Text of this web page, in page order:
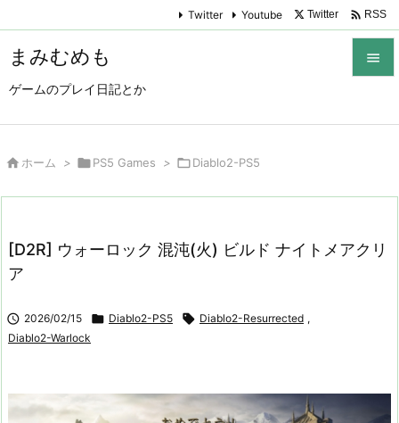
まみむめも
ゲームのプレイ日記とか

次へ
Twitter Youtube Twitter  RSS
 ホーム > PS5 Games > Diablo2-PS5
[D2R] ウォーロック 混沌(火) ビルド ナイトメアクリ
ア
 2026/02/15  Diablo2-PS5  Diablo2-Resurrected ,
Diablo2-Warlock